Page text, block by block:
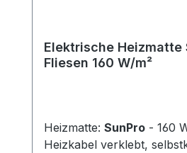
Elektrische Heizmatte
Fliesen 160 W/m²
Heizmatte: SunPro - 160
Heizkabel verklebt,